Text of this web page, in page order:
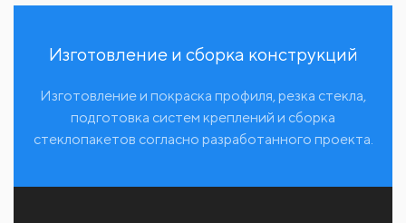
Изготовление и сборка конструкций
Изготовление и покраска профиля, резка стекла,
подготовка систем креплений и сборка
стеклопакетов согласно разработанного проекта.